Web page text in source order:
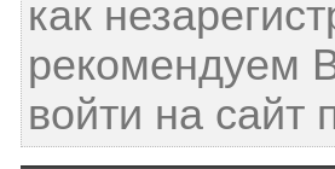
как
рекомендуем
войти на